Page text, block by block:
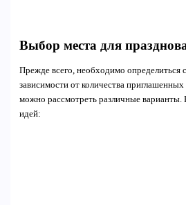
Выбор места для
Прежде всего, необходимо определиться
зависимости от количества
можно рассмотреть различные варианты.
идей: